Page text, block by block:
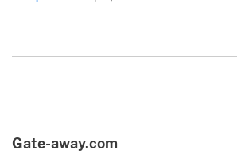
Gate-away.com